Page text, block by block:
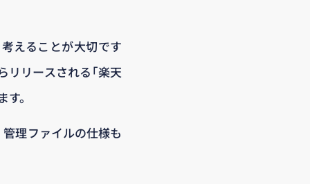
えることが大切です
リリースされる｢楽天
。
理ファイルの仕様も